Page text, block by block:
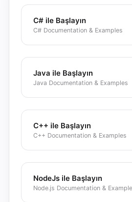
C# ile Başlayın
C# Documentation & Examples
Java ile Başlayın
Java Documentation & Examples
C++ ile Başlayın
C++ Documentation & Examples
NodeJs ile Başlayın
Node.js Documentation &